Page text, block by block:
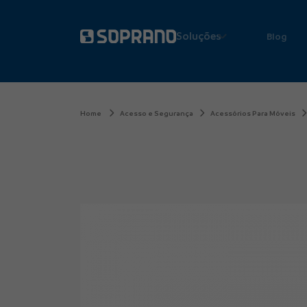
Soluções Blog
Home Acesso e Segurança Acessórios Para Móveis